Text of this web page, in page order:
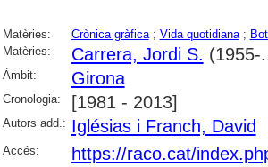
Matèries: Crònica gràfica; Vida quotidiana;
Matèries:
Carrera, Jordi S. (1955-
Àmbit: Girona
Cronologia: [1981 - 2013]
Autors add.: Iglésias i Franch, David
Accés: https://raco.cat/